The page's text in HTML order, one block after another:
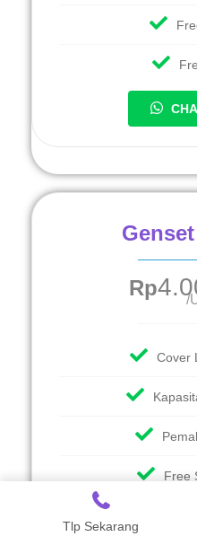
Rp /
Cover
Free
Tlp Sekarang